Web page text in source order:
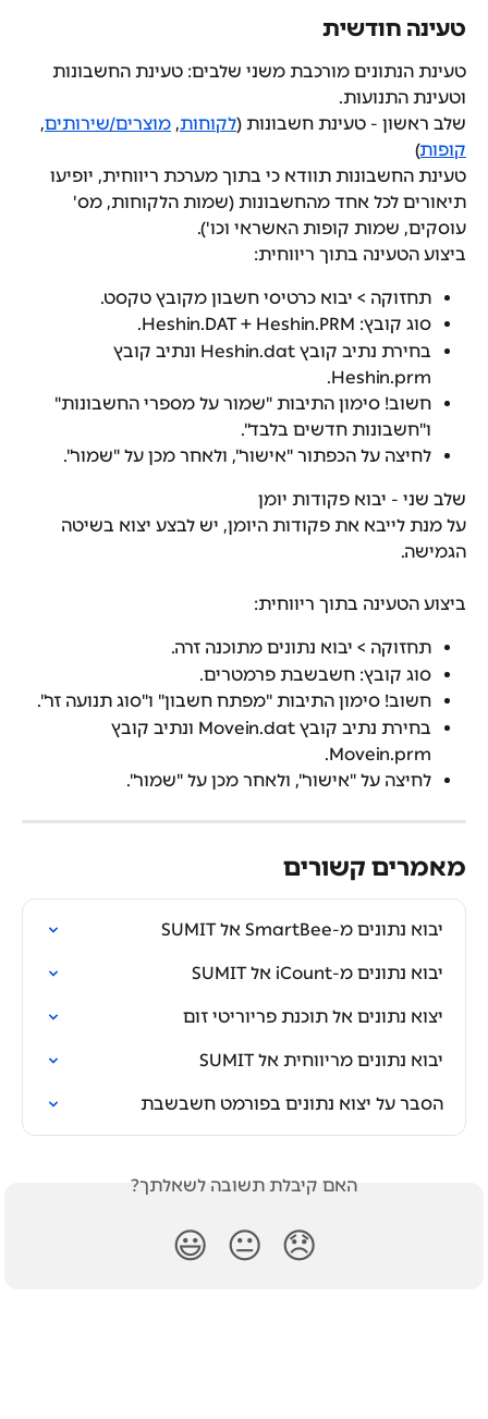
טעינה חודשית
טעינת הנתונים מורכבת משני שלבים: טעינת החשבונות
וטעינת התנועות.
שלב ראשון - טעינת חשבונות (לקוחות, מוצרים/שירותים,
קופות)
טעינת החשבונות תוודא כי בתוך מערכת ריווחית, יופיעו
תיאורים לכל אחד מהחשבונות (שמות הלקוחות, מס'
עוסקים, שמות קופות האשראי וכו').
ביצוע הטעינה בתוך ריווחית:
תחזוקה > יבוא כרטיסי חשבון מקובץ טקסט.
סוג קובץ: Heshin.DAT + Heshin.PRM.
בחירת נתיב קובץ Heshin.dat ונתיב קובץ
Heshin.prm.
חשוב! סימון התיבות "שמור על מספרי החשבונות"
ו"חשבונות חדשים בלבד".
לחיצה על הכפתור "אישור", ולאחר מכן על "שמור".
שלב שני - יבוא פקודות יומן
על מנת לייבא את פקודות היומן, יש לבצע יצוא בשיטה
הגמישה.
ביצוע הטעינה בתוך ריווחית:
תחזוקה > יבוא נתונים מתוכנה זרה.
סוג קובץ: חשבשבת פרמטרים.
חשוב! סימון התיבות "מפתח חשבון" ו"סוג תנועה זר".
בחירת נתיב קובץ Movein.dat ונתיב קובץ
Movein.prm.
לחיצה על "אישור", ולאחר מכן על "שמור".
מאמרים קשורים
יבוא נתונים מ-SmartBee אל SUMIT
יבוא נתונים מ-iCount אל SUMIT
יצוא נתונים אל תוכנת פריוריטי זום
יבוא נתונים מריווחית אל SUMIT
הסבר על יצוא נתונים בפורמט חשבשבת
האם קיבלת תשובה לשאלתך?
😞
😐
😃